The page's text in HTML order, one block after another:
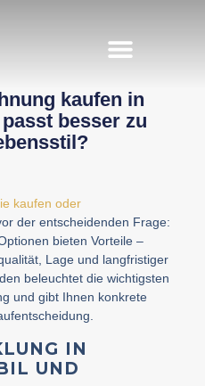
kaufen in
besser zu
kaufen oder
der entscheidenden Frage:
bieten Vorteile –
Lage und langfristiger
beleuchtet die wichtigsten
und gibt Ihnen konkrete
IN
UND